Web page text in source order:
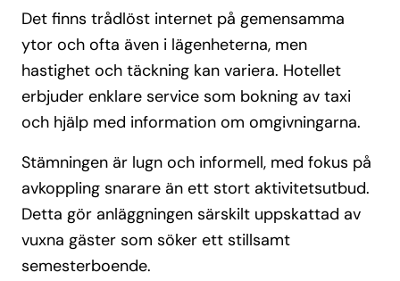
Det finns trådlöst internet på gemensamma
ytor och ofta även i lägenheterna, men
hastighet och täckning kan variera. Hotellet
erbjuder enklare service som bokning av taxi
och hjälp med information om omgivningarna.
Stämningen är lugn och informell, med fokus på
avkoppling snarare än ett stort aktivitetsutbud.
Detta gör anläggningen särskilt uppskattad av
vuxna gäster som söker ett stillsamt
semesterboende.